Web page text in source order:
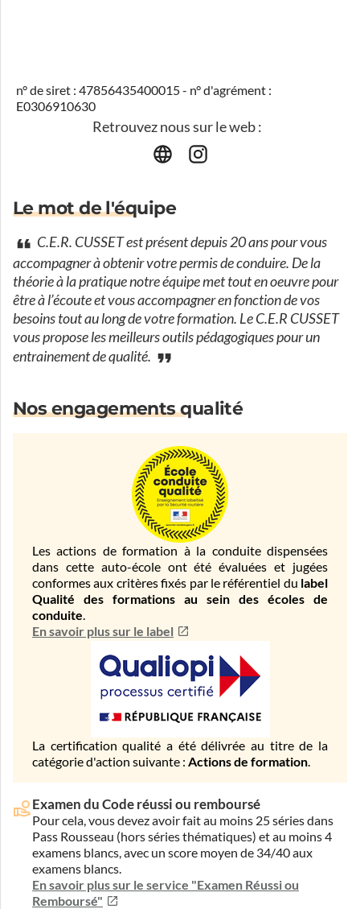
n° de siret : 47856435400015 - n° d'agrément :
E0306910630
Retrouvez nous sur le web :
Le mot de l'équipe
C.E.R. CUSSET est présent depuis 20 ans pour vous
accompagner à obtenir votre permis de conduire. De la
théorie à la pratique notre équipe met tout en oeuvre pour
être à l’écoute et vous accompagner en fonction de vos
besoins tout au long de votre formation. Le C.E.R CUSSET
vous propose les meilleurs outils pédagogiques pour un
entrainement de qualité.
Nos engagements qualité
Les actions de formation à la conduite dispensées
dans cette auto-école ont été évaluées et jugées
conformes aux critères fixés par le référentiel du label
Qualité des formations au sein des écoles de
conduite.
En savoir plus sur le label
La certification qualité a été délivrée au titre de la
catégorie d'action suivante : Actions de formation.
Examen du Code réussi ou remboursé
Pour cela, vous devez avoir fait au moins 25 séries dans
Pass Rousseau (hors séries thématiques) et au moins 4
examens blancs, avec un score moyen de 34/40 aux
examens blancs.
En savoir plus sur le service "Examen Réussi ou
Remboursé"